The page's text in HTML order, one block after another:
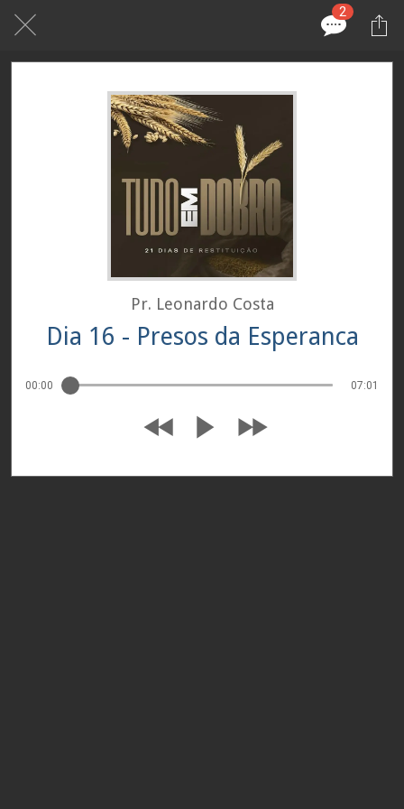
2
Pr. Leonardo Costa
Dia 16 - Presos da Esperanca
00:00 07:01